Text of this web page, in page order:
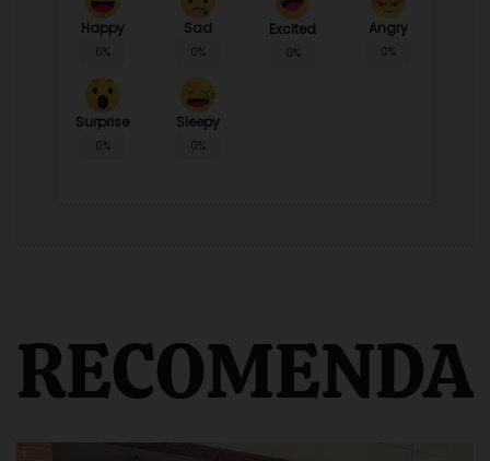
Happy
0%
Sad
0%
Excited
0%
Angry
0%
Surprise
0%
Sleepy
0%